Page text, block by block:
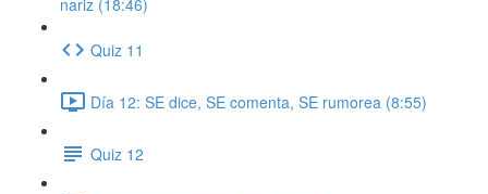
nariz (18:46)
Quiz 11
Día 12: SE dice, SE comenta, SE rumorea (8:55)
Quiz 12